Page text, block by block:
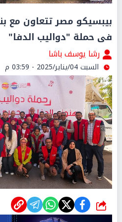
بيبسيكو مصر تتعاون مع
فى حملة "دواليب الدفا"
رشا يوسف باشا
السبت 04/يناير/2025 - 03:59 م
شارك